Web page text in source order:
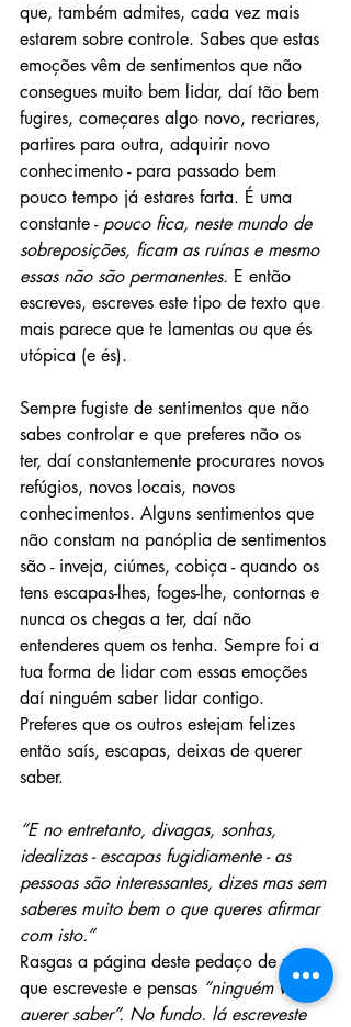
que, também admites, cada vez mais
estarem sobre controle. Sabes que estas
emoções vêm de sentimentos que não
consegues muito bem lidar, daí tão bem
fugires, começares algo novo, recriares,
partires para outra, adquirir novo
conhecimento - para passado bem
pouco tempo já estares farta. É uma
constante - pouco fica, neste mundo de
sobreposições, ficam as ruínas e mesmo
essas não são permanentes. E então
escreves, escreves este tipo de texto que
mais parece que te lamentas ou que és
utópica (e és).
Sempre fugiste de sentimentos que não
sabes controlar e que preferes não os
ter, daí constantemente procurares novos
refúgios, novos locais, novos
conhecimentos. Alguns sentimentos que
não constam na panóplia de sentimentos
são - inveja, ciúmes, cobiça - quando os
tens escapas-lhes, foges-lhe, contornas e
nunca os chegas a ter, daí não
entenderes quem os tenha. Sempre foi a
tua forma de lidar com essas emoções
daí ninguém saber lidar contigo.
Preferes que os outros estejam felizes
então saís, escapas, deixas de querer
saber.
“E no entretanto, divagas, sonhas,
idealizas - escapas fugidiamente - as
pessoas são interessantes, dizes mas sem
saberes muito bem o que queres afirmar
com isto.”
Rasgas a página deste pedaço de papel
que escreveste e pensas “ninguém vai
querer saber”. No fundo, lá escreveste